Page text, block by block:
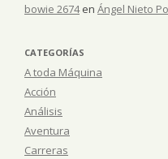
bowie 2674en Ángel Nieto
CATEGORÍAS
A toda Máquina
Acción
Análisis
Aventura
Carreras